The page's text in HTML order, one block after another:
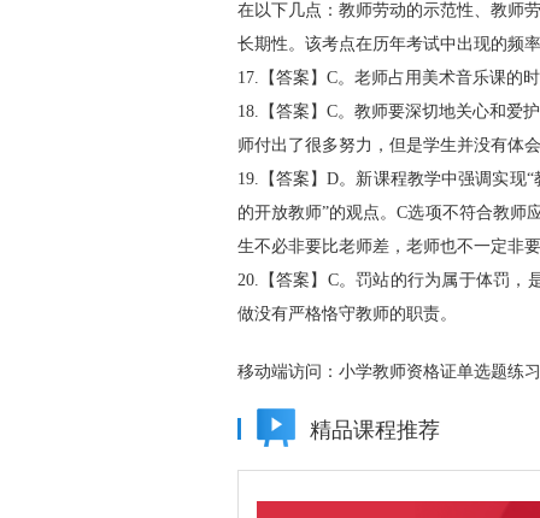
在以下几点：教师劳动的示范性、教师
长期性。该考点在历年考试中出现的频
17.【答案】C。老师占用美术音乐课的
18.【答案】C。教师要深切地关心和爱
师付出了很多努力，但是学生并没有体
19.【答案】D。新课程教学中强调实现
的开放教师”的观点。C选项不符合教
生不必非要比老师差，老师也不一定非
20.【答案】C。罚站的行为属于体罚，
做没有严格恪守教师的职责。
移动端访问： 小学教师资格证单选题练
精品课程推荐